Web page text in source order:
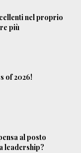
nel proprio
più
of 2026!
al posto
leadership?